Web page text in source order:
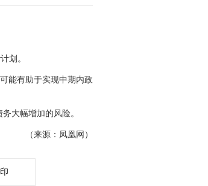
划。
能有助于实现中期内政
大幅增加的风险。
（来源：凤凰网）